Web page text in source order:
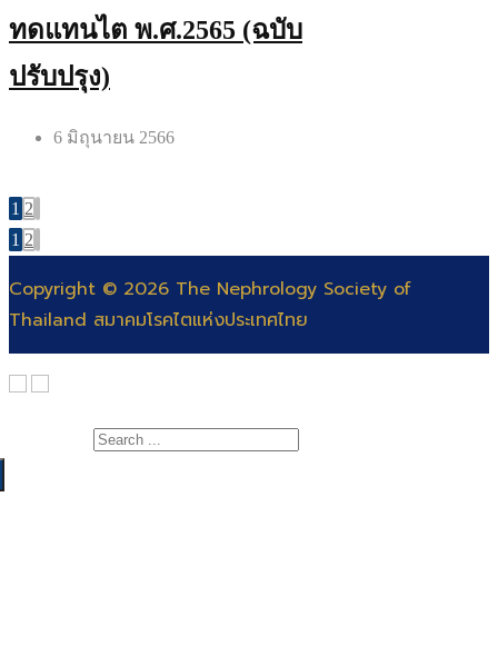
ทดแทนไต พ.ศ.2565 (ฉบับ
ปรับปรุง)
6 มิถุนายน 2566
1 2
1 2
Copyright © 2026 The Nephrology Society of
Thailand สมาคมโรคไตแห่งประเทศไทย